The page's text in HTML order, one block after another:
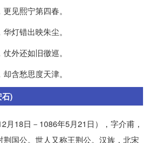
见熙宁第四春。
灯错出映朱尘。
外还如旧徼巡。
含愁思度天津。
)
月18日－1086年5月21日），字介甫，
国公。世人又称王荆公。汉族，北宋